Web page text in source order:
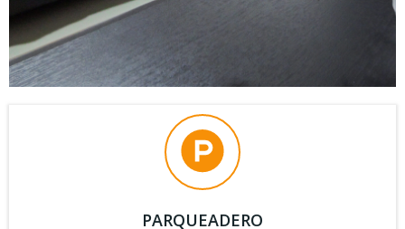
PARQUEADERO